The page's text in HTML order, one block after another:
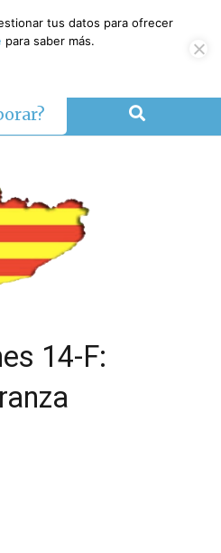
14-F:
tus datos para ofrecer
para saber más.